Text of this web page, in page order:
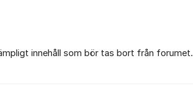
innehåll som bör tas bort från